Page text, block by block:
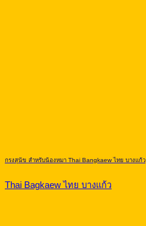
กรงสุนัข สำหรับน้องหมา Thai Bangkaew ไทย บางแก้ว
Thai Bagkaew ไทย บางแก้ว